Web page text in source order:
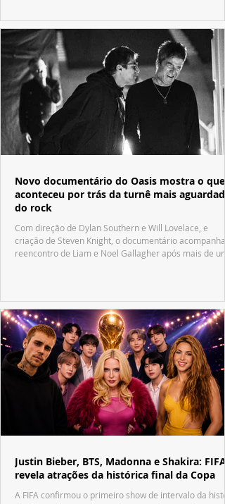
Novo documentário do Oasis mostra o que
aconteceu por trás da turnê mais aguardada
do rock
Com direção de Dylan Southern e Will Lovelace, e
criação de Steven Knight, o documentário acompanha
reencontro de Liam e Noel Gallagher após mais de
Justin Bieber, BTS, Madonna e Shakira: FIFA
revela atrações da histórica final da Copa
A FIFA confirmou o primeiro show de intervalo da